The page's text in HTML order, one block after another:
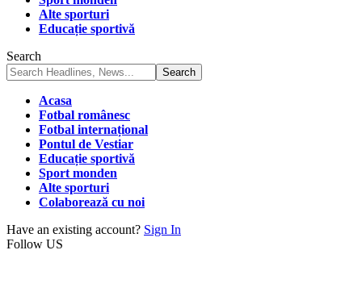
Alte sporturi
Educație sportivă
Search
Acasa
Fotbal românesc
Fotbal internațional
Pontul de Vestiar
Educație sportivă
Sport monden
Alte sporturi
Colaborează cu noi
Have an existing account? Sign In
Follow US